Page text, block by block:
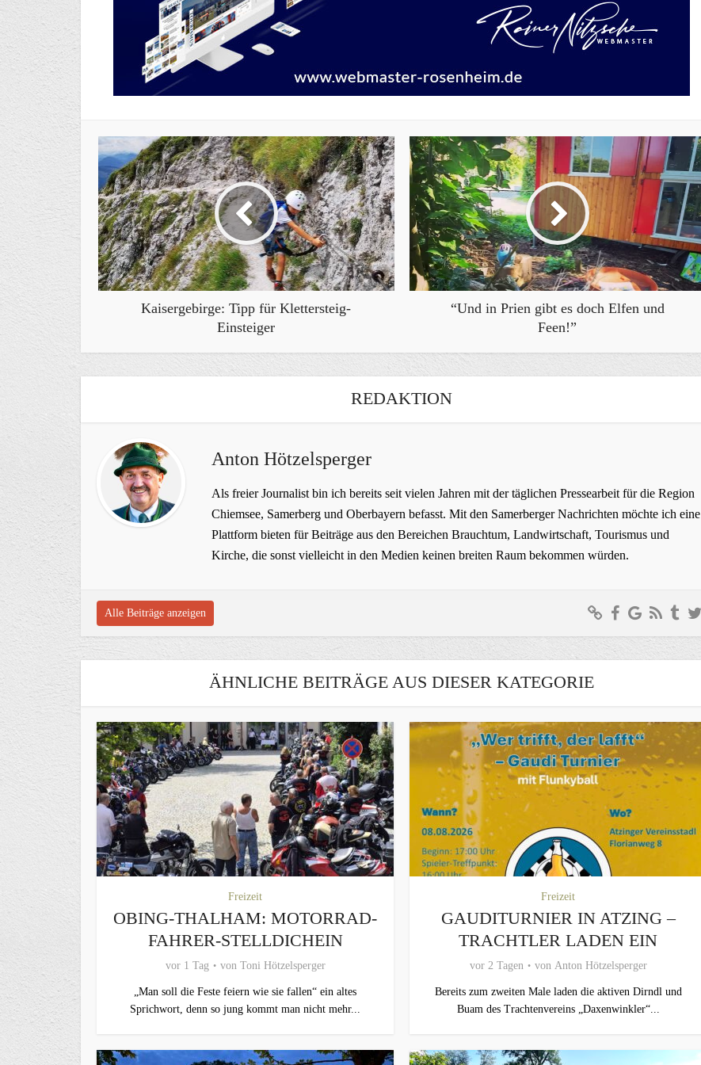
Kaisergebirge: Tipp für Klettersteig-
Einsteiger
“Und in Prien gibt es doch Elfen und
Feen!”
REDAKTION
Anton Hötzelsperger
Als freier Journalist bin ich bereits seit vielen Jahren mit der täglichen Pressearbeit für die Region
Chiemsee, Samerberg und Oberbayern befasst. Mit den Samerberger Nachrichten möchte ich eine
Plattform bieten für Beiträge aus den Bereichen Brauchtum, Landwirtschaft, Tourismus und
Kirche, die sonst vielleicht in den Medien keinen breiten Raum bekommen würden.
Alle Beiträge anzeigen
ÄHNLICHE BEITRÄGE AUS DIESER KATEGORIE
Freizeit
OBING-THALHAM: MOTORRAD-
FAHRER-STELLDICHEIN
vor 1 Tag von Toni Hötzelsperger
„Man soll die Feste feiern wie sie fallen“ ein altes
Sprichwort, denn so jung kommt man nicht mehr...
Freizeit
GAUDITURNIER IN ATZING –
TRACHTLER LADEN EIN
vor 2 Tagen von Anton Hötzelsperger
Bereits zum zweiten Male laden die aktiven Dirndl und
Buam des Trachtenvereins „Daxenwinkler“...